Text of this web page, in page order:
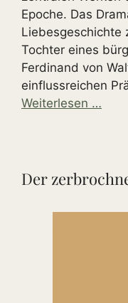
Epoche. Das
Liebesgeschichte
Tochter eines
Ferdinand von
einflussreichen
Weiterlesen …
Der